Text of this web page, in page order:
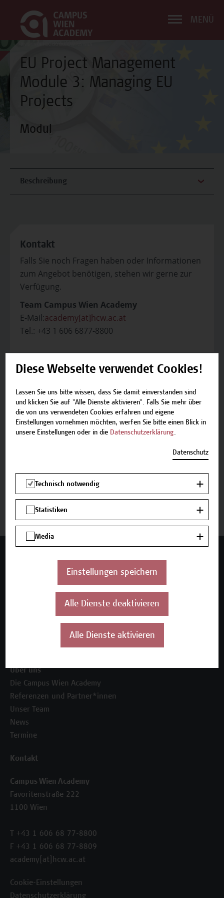
MENÜ
EU Project Management
Module 3: Managing EU
Projects
Modul
Beschreibung
Kontakt
Falls Sie noch Fragen haben oder Informationen
zum Angebot benötigen, stehen wir gerne zur
Verfügung.
Team Campus Wien Academy
E-Mail:academy[at]hcw.ac.at
Tel.: +43 1 606 6877-8800
Beschreibung
Termine und Bewerbung
Zurück zum Zertifikatsprogramm
Jetzt anmelden
Seminare und Zertifikatsprogramme
Inhouse-Weiterbildung
Beratungsleistungen
Über uns
Die Campus Wien Academy
Referenzen und Partner*innen
Unser Team
News
Termine
Kontakt
Campus Wien Academy
Favoritenstraße 222
1100 Wien
T +43 1 606 68 77-8800
F +43 1 606 68 77-8809
academy[at]hcw.ac.at
Cookie-Einstellungen
Datenschutzerklärung
Diese Webseite verwendet Cookies!
Lassen Sie uns bitte wissen, dass Sie damit einverstanden sind
und klicken Sie auf "Alle Dienste aktivieren". Falls Sie mehr über
die von uns verwendeten Cookies erfahren und eigene
Einstellungen vornehmen möchten, werfen Sie bitte einen Blick in
unsere Einstellungen oder in die Datenschutzerklärung.
Datenschutz
Technisch notwendig
Statistiken
Media
Einstellungen speichern
Alle Dienste deaktivieren
Alle Dienste aktivieren